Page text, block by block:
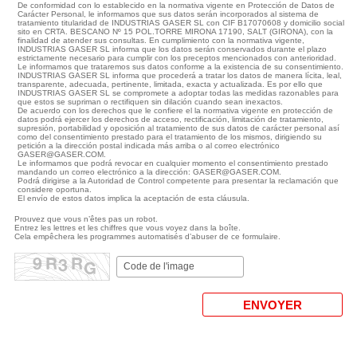
De conformidad con lo establecido en la normativa vigente en Protección de Datos de
Carácter Personal, le informamos que sus datos serán incorporados al sistema de
tratamiento titularidad de INDUSTRIAS GASER SL con CIF B17070608 y domicilio social
sito en CRTA. BESCANO Nº 15 POL.TORRE MIRONA 17190, SALT (GIRONA), con la
finalidad de atender sus consultas. En cumplimiento con la normativa vigente,
INDUSTRIAS GASER SL informa que los datos serán conservados durante el plazo
estrictamente necesario para cumplir con los preceptos mencionados con anterioridad.
Le informamos que trataremos sus datos conforme a la existencia de su consentimiento.
INDUSTRIAS GASER SL informa que procederá a tratar los datos de manera lícita, leal,
transparente, adecuada, pertinente, limitada, exacta y actualizada. Es por ello que
INDUSTRIAS GASER SL se compromete a adoptar todas las medidas razonables para
que estos se supriman o rectifiquen sin dilación cuando sean inexactos.
De acuerdo con los derechos que le confiere el la normativa vigente en protección de
datos podrá ejercer los derechos de acceso, rectificación, limitación de tratamiento,
supresión, portabilidad y oposición al tratamiento de sus datos de carácter personal así
como del consentimiento prestado para el tratamiento de los mismos, dirigiendo su
petición a la dirección postal indicada más arriba o al correo electrónico
GASER@GASER.COM.
Le informamos que podrá revocar en cualquier momento el consentimiento prestado
mandando un correo electrónico a la dirección: GASER@GASER.COM.
Podrá dirigirse a la Autoridad de Control competente para presentar la reclamación que
considere oportuna.
El envío de estos datos implica la aceptación de esta cláusula.
Prouvez que vous n’êtes pas un robot.
Entrez les lettres et les chiffres que vous voyez dans la boîte.
Cela empêchera les programmes automatisés d’abuser de ce formulaire.